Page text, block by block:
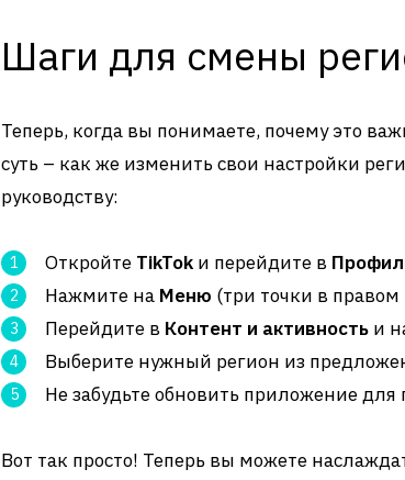
Шаги для смены
Теперь, когда вы понимаете, почему это
суть – как же изменить свои настройки
руководству:
Откройте TikTok и перейдите в
Нажмите на Меню (три точки в правом
Перейдите в Контент и активность и
Выберите нужный регион из
Не забудьте обновить приложение
Вот так просто! Теперь вы можете